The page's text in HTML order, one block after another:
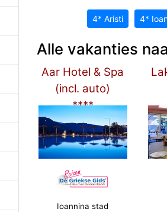
4* Aristi 4*
Alle vakanties
Aar Hotel & Spa
(incl. auto)
****
Ioannina stad